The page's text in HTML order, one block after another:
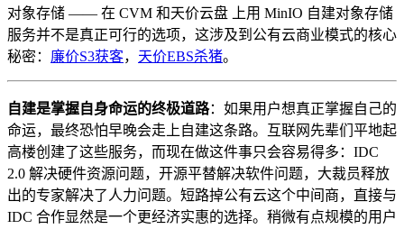
对象存储 —— 在 CVM 和天价云盘 上用 MinIO 自建对象存储
服务并不是真正可行的选项，这涉及到公有云商业模式的核心
秘密： 廉价S3获客， 天价EBS杀猪。
自建是掌握自身命运的终极道路：如果用户想真正掌握自己的
命运，最终恐怕早晚会走上自建这条路。互联网先辈们平地起
高楼创建了这些服务，而现在做这件事只会容易得多：IDC
2.0 解决硬件资源问题，开源平替解决软件问题，大裁员释放
出的专家解决了人力问题。短路掉公有云这个中间商，直接与
IDC 合作显然是一个更经济实惠的选择。稍微有点规模的用户